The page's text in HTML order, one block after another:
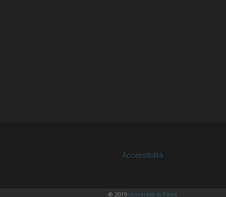
Accessibilità
© 2019 Università di Pavia